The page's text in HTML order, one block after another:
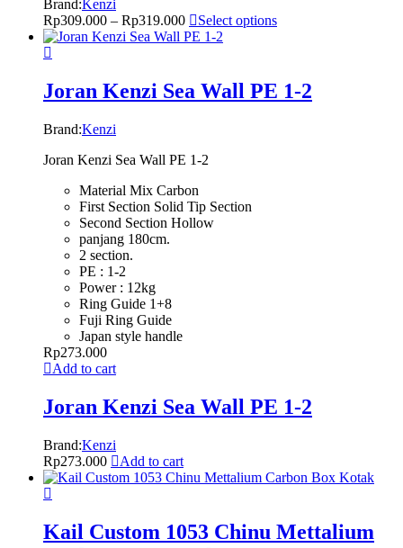
Brand: Kenzi
Rp309.000 – Rp319.000 Select options
Joran Kenzi Sea Wall PE 1-2
Brand:Kenzi
Joran Kenzi Sea Wall PE 1-2
Material Mix Carbon
First Section Solid Tip Section
Second Section Hollow
panjang 180cm.
2 section.
PE : 1-2
Power : 12kg
Ring Guide 1+8
Fuji Ring Guide
Japan style handle
Rp273.000
Add to cart
Joran Kenzi Sea Wall PE 1-2
Brand:Kenzi
Rp273.000 Add to cart
Kail Custom 1053 Chinu Mettalium